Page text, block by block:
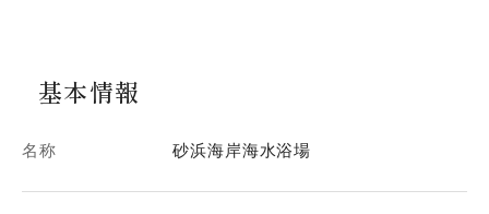
基本情報
名称 砂浜海岸海水浴場